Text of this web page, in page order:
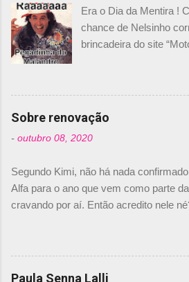
Era o Dia da Mentira !
chance de Nelsinho
brincadeira do site
de abril –, afirmando
comprado 15% das
com isso, um lugar no
foi esclarecida de uma
Daniele Audetto, diretor
não será o
2010. "Na verdade,
de Piquet", admitiu
dois brasileiros”,
não tem nada contra o
Nelson Piquet. “Ele é
Sobre renovação
- outubro 08, 2020
Segundo Kimi, não há nada
Alfa para o ano que vem como parte
cravando por aí. Então acredito nele
truth but I’ve never had an option in
should, pretty much, tell you that it’s
#AlfaRomeoRacing pic.twitter.com/
Paula Senna Lalli